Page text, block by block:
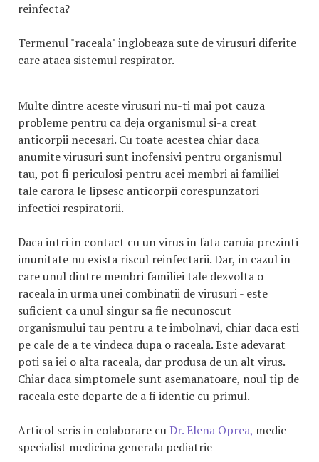
reinfecta?
Termenul "raceala" inglobeaza sute de virusuri diferite
care ataca sistemul respirator.
Multe dintre aceste virusuri nu-ti mai pot cauza
probleme pentru ca deja organismul si-a creat
anticorpii necesari. Cu toate acestea chiar daca
anumite virusuri sunt inofensivi pentru organismul
tau, pot fi periculosi pentru acei membri ai familiei
tale carora le lipsesc anticorpii corespunzatori
infectiei respiratorii.
Daca intri in contact cu un virus in fata caruia prezinti
imunitate nu exista riscul reinfectarii. Dar, in cazul in
care unul dintre membri familiei tale dezvolta o
raceala in urma unei combinatii de virusuri - este
suficient ca unul singur sa fie necunoscut
organismului tau pentru a te imbolnavi, chiar daca esti
pe cale de a te vindeca dupa o raceala. Este adevarat
poti sa iei o alta raceala, dar produsa de un alt virus.
Chiar daca simptomele sunt asemanatoare, noul tip de
raceala este departe de a fi identic cu primul.
Articol scris in colaborare cuDr. Elena Oprea, medic
specialist medicina generala pediatrie